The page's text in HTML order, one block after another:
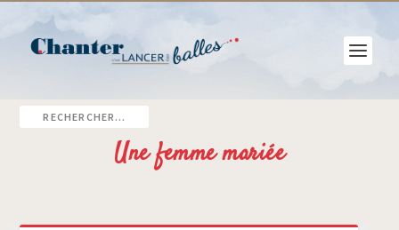
Une femme mariée